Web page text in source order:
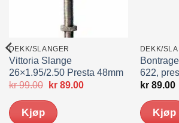
DEKK/SLANGER
Vittoria Slange
26×1.95/2.50 Presta 48mm
kr99.00
Opprinnelig
var:
kr 99.00.
kr89.00Nåværende
Kjøp
DEKK/
622,
kr89.00
Kjøp